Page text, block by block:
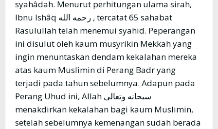
syahâdah. Menurut perhitungan ulama sirah,
Ibnu Ishâq رحمه الله , tercatat 65 sahabat
Rasulullah telah menemui syahid. Peperangan
ini disulut oleh kaum musyrikin Mekkah yang
ingin menuntaskan dendam kekalahan mereka
atas kaum Muslimin di Perang Badr yang
terjadi pada tahun sebelumnya. Adapun pada
Perang Uhud ini, Allah سبحانه وتعالى
menakdirkan kekalahan bagi kaum Muslimin,
setelah sebelumnya kemenangan sudah berada